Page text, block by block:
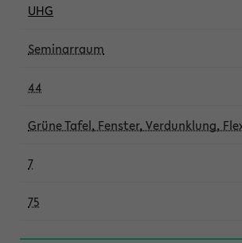
UHG
Seminarraum
44
Grüne Tafel, Fenster, Verdunklung,
7
75